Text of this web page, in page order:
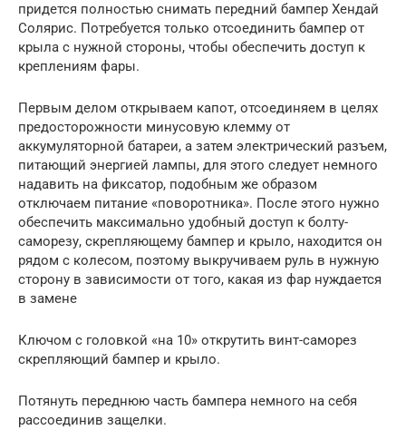
придется полностью снимать передний бампер Хендай
Солярис. Потребуется только отсоединить бампер от
крыла с нужной стороны, чтобы обеспечить доступ к
креплениям фары.
Первым делом открываем капот, отсоединяем в целях
предосторожности минусовую клемму от
аккумуляторной батареи, а затем электрический разъем,
питающий энергией лампы, для этого следует немного
надавить на фиксатор, подобным же образом
отключаем питание «поворотника». После этого нужно
обеспечить максимально удобный доступ к болту-
саморезу, скрепляющему бампер и крыло, находится он
рядом с колесом, поэтому выкручиваем руль в нужную
сторону в зависимости от того, какая из фар нуждается
в замене
Ключом с головкой «на 10» открутить винт-саморез
скрепляющий бампер и крыло.
Потянуть переднюю часть бампера немного на себя
рассоединив защелки.